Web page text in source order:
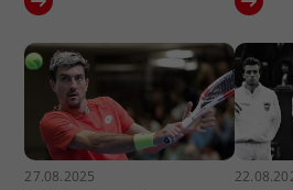
27.08.2025